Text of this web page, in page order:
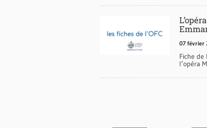
07 février
Fiche de
l’opéra